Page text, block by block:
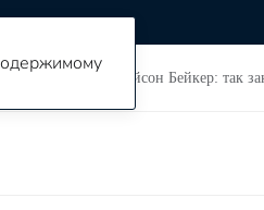
Джейсон Бейкер: так